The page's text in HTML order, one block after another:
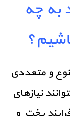
به چه
و متعددی
نیازهای